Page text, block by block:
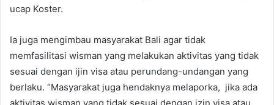
ucap Koster.
Ia juga mengimbau masyarakat Bali agar tidak
memfasilitasi wisman yang melakukan aktivitas yang tidak
sesuai dengan ijin visa atau perundang-undangan yang
berlaku. “Masyarakat juga hendaknya melaporka, jika ada